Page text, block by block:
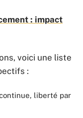
: impact
voici une liste
:
liberté par